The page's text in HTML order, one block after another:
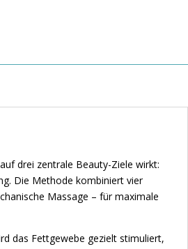
drei zentrale Beauty-Ziele wirkt:
Die Methode kombiniert vier
Massage – für maximale
das Fettgewebe gezielt stimuliert,